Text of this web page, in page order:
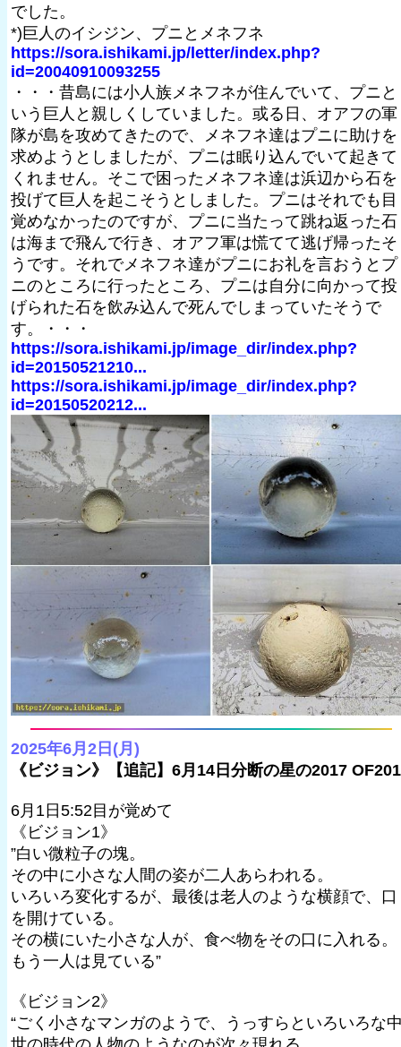
でした。
*)巨人のイシジン、プニとメネフネ
https://sora.ishikami.jp/letter/index.php?
id=20040910093255
・・・昔島には小人族メネフネが住んでいて、プニと
いう巨人と親しくしていました。或る日、オアフの軍
隊が島を攻めてきたので、メネフネ達はプニに助けを
求めようとしましたが、プニは眠り込んでいて起きて
くれません。そこで困ったメネフネ達は浜辺から石を
投げて巨人を起こそうとしました。プニはそれでも目
覚めなかったのですが、プニに当たって跳ね返った石
は海まで飛んで行き、オアフ軍は慌てて逃げ帰ったそ
うです。それでメネフネ達がプニにお礼を言おうとプ
ニのところに行ったところ、プニは自分に向かって投
げられた石を飲み込んで死んでしまっていたそうで
す。・・・
https://sora.ishikami.jp/image_dir/index.php?
id=20150521210...
https://sora.ishikami.jp/image_dir/index.php?
id=20150520212...
2025年6月2日(月)
《ビジョン》【追記】6月14日分断の星の2017 OF201
6月1日5:52目が覚めて
《ビジョン1》
”白い微粒子の塊。
その中に小さな人間の姿が二人あらわれる。
いろいろ変化するが、最後は老人のような横顔で、口
を開けている。
その横にいた小さな人が、食べ物をその口に入れる。
もう一人は見ている”
《ビジョン2》
“ごく小さなマンガのようで、うっすらといろいろな